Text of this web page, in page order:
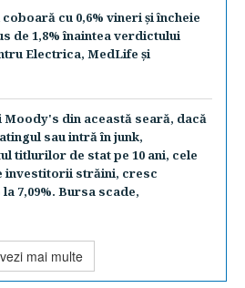
cu 0,6% vineri şi încheie
de 1,8% înaintea verdictului
Electrica, MedLife şi
din această seară, dacă
sau intră în junk,
titlurilor de stat pe 10 ani, cele
investitorii străini, cresc
7,09%. Bursa scade,
vezi mai multe